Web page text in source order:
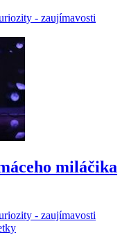
- zaujímavosti
miláčika
- zaujímavosti